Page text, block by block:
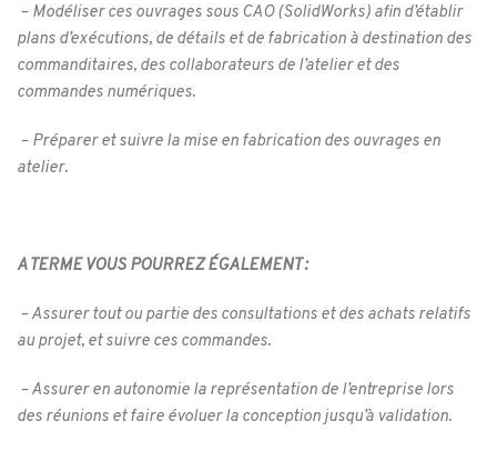
– Modéliser ces ouvrages sous CAO (SolidWorks) afin d’établir
plans d’exécutions, de détails et de fabrication à destination des
commanditaires, des collaborateurs de l’atelier et des
commandes numériques.
– Préparer et suivre la mise en fabrication des ouvrages en
atelier.
A TERME VOUS POURREZ ÉGALEMENT :
– Assurer tout ou partie des consultations et des achats relatifs
au projet, et suivre ces commandes.
– Assurer en autonomie la représentation de l’entreprise lors
des réunions et faire évoluer la conception jusqu’à validation.